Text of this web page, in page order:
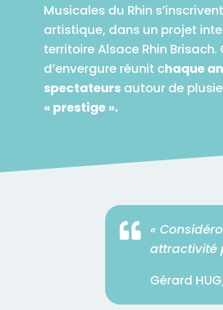
Musicales du Rhin
artistique, dans un projet
territoire Alsace Rhin
d’envergure réunit chaque
spectateurs autour de
« prestige ».
 «
attractivité
Gérard